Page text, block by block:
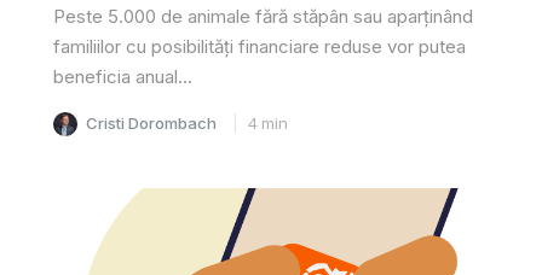
Peste 5.000 de animale fără stăpân sau aparținând
familiilor cu posibilități financiare reduse vor putea
beneficia anual...
Cristi Dorombach 4 min